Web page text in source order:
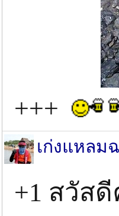
+++
เก่งแหลม
+1 สวัส